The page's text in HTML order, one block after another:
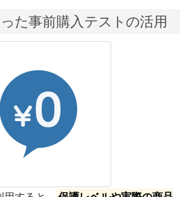
た事前購入テストの活用